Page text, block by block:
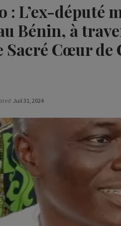
: L’ex-député
Bénin, à
Sacré Cœur de
Juil 31, 2024